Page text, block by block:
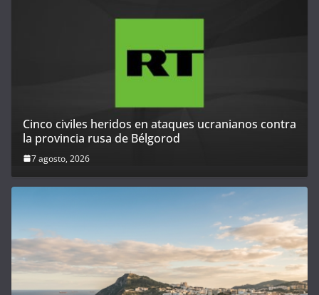
Cinco civiles heridos en ataques ucranianos contra
la provincia rusa de Bélgorod
7 agosto, 2026